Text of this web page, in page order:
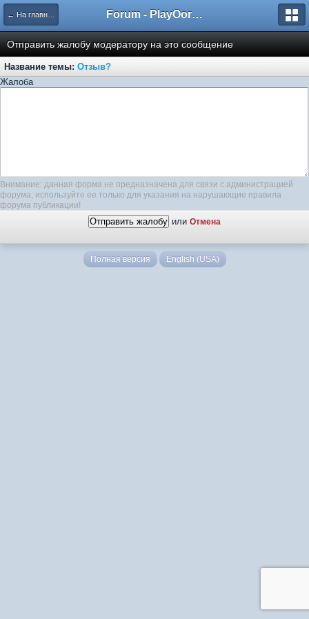
← На главную Forum - PlayOorbis.net
Отправить жалобу модератору на это сообщение
Название темы: Отзыв?
Жалоба
Внимание: данная форма не предназначена для связи с администрацией
форума, используйте ее только для указания на нарушающие правила
форума публикации!
или Отмена
Полная версия English (USA)